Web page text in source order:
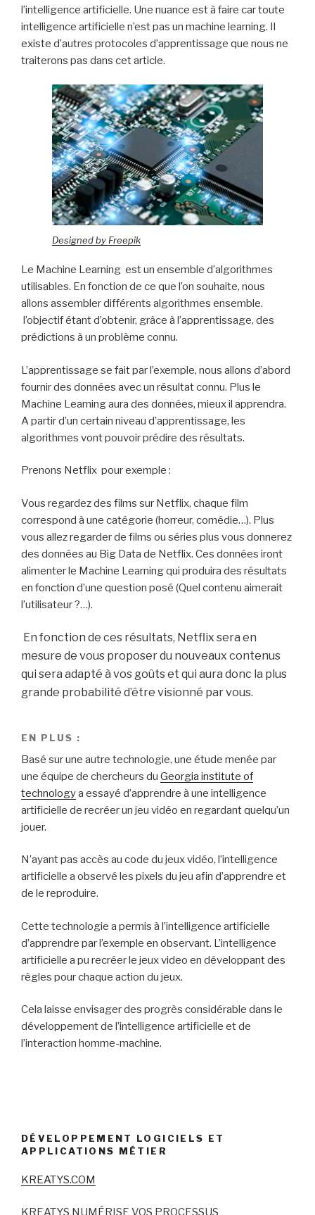
l’intelligence artificielle. Une nuance est à faire car toute
intelligence artificielle n’est pas un machine learning. Il
existe d’autres protocoles d’apprentissage que nous ne
traiterons pas dans cet article.
Designed by Freepik
Le Machine Learning est un ensemble d’algorithmes
utilisables. En fonction de ce que l’on souhaite, nous
allons assembler différents algorithmes ensemble.
l’objectif étant d’obtenir, grâce à l’apprentissage, des
prédictions à un problème connu.
L’apprentissage se fait par l’exemple, nous allons d’abord
fournir des données avec un résultat connu. Plus le
Machine Learning aura des données, mieux il apprendra.
A partir d’un certain niveau d’apprentissage, les
algorithmes vont pouvoir prédire des résultats.
Prenons Netflix pour exemple :
Vous regardez des films sur Netflix, chaque film
correspond à une catégorie (horreur, comédie…). Plus
vous allez regarder de films ou séries plus vous donnerez
des données au Big Data de Netflix. Ces données iront
alimenter le Machine Learning qui produira des résultats
en fonction d’une question posé (Quel contenu aimerait
l’utilisateur ?…).
En fonction de ces résultats, Netflix sera en
mesure de vous proposer du nouveaux contenus
qui sera adapté à vos goûts et qui aura donc la plus
grande probabilité d’être visionné par vous.
EN PLUS :
Basé sur une autre technologie, une étude menée par
une équipe de chercheurs du Georgia institute of
technologya essayé d’apprendre à une intelligence
artificielle de recréer un jeu vidéo en regardant quelqu’un
jouer.
N’ayant pas accès au code du jeux vidéo, l’intelligence
artificielle a observé les pixels du jeu afin d’apprendre et
de le reproduire.
Cette technologie a permis à l’intelligence artificielle
d’apprendre par l’exemple en observant. L’intelligence
artificielle a pu recréer le jeux video en développant des
règles pour chaque action du jeux.
Cela laisse envisager des progrès considérable dans le
développement de l’intelligence artificielle et de
l’interaction homme-machine.
DÉVELOPPEMENT LOGICIELS ET
APPLICATIONS MÉTIER
KREATYS.COM